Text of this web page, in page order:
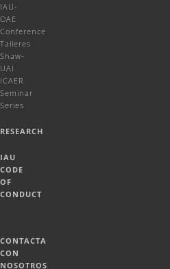
IAU-
OAE
Conference
Talleres
Shaw-
UAI
ICAER
Seminar
Series
RESEARCH
IAU
CODE
OF
CONDUCT
CONTACTA
CON
NOSOTROS